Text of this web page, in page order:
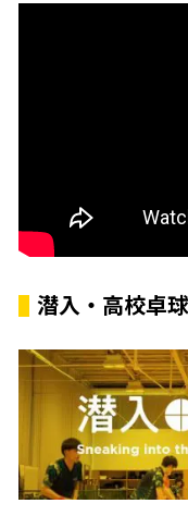
潜入・高校卓